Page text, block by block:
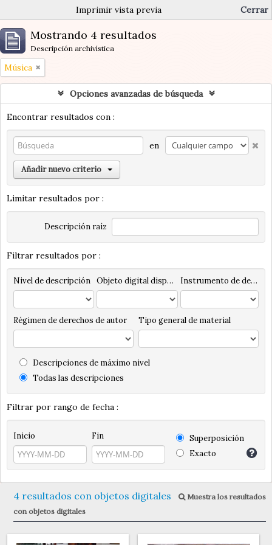
Imprimir vista previa Cerrar
Mostrando 4 resultados
Descripción archivística
Música
Opciones avanzadas de búsqueda
Encontrar resultados con :
en
Añadir nuevo criterio
Limitar resultados por :
Descripción raíz
Filtrar resultados por :
Nivel de descripción Objeto digital disponibles Instrumento de descripción
Régimen de derechos de autor Tipo general de material
Descripciones de máximo nivel
Todas las descripciones
Filtrar por rango de fecha :
Inicio Fin
Superposición
Exacto
4 resultados con objetos digitales
Muestra los resultados
con objetos digitales